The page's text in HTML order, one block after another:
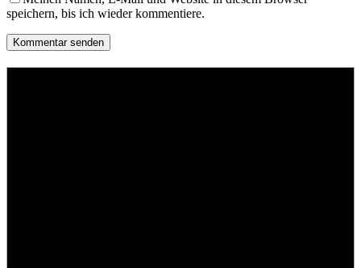
speichern, bis ich wieder kommentiere.